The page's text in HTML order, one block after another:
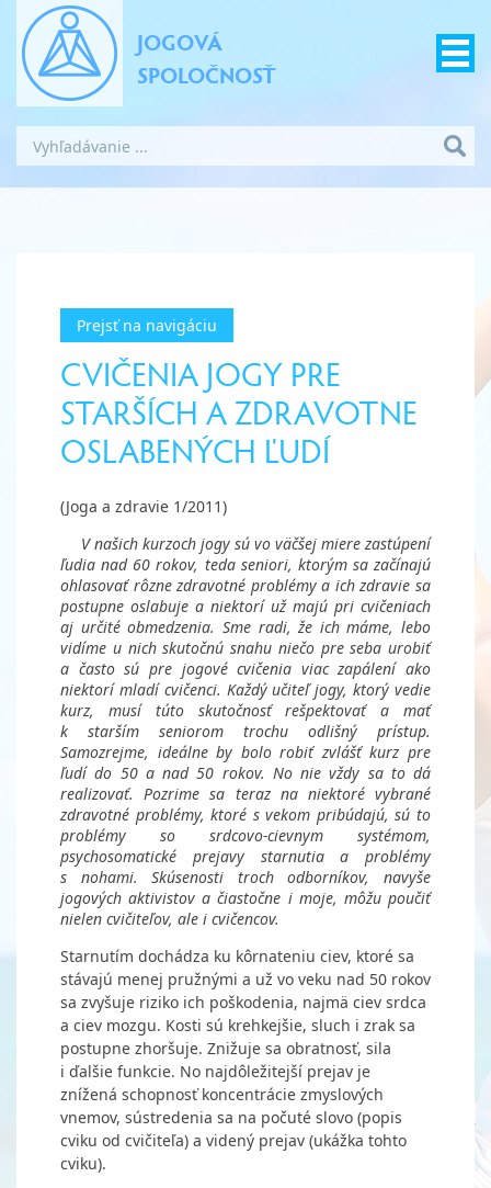
JOGOVÁ
SPOLOČNOSŤ
Prejsť na navigáciu
CVIČENIA JOGY PRE
STARŠÍCH A ZDRAVOTNE
OSLABENÝCH ĽUDÍ
(Joga a zdravie 1/2011)
V našich kurzoch jogy sú vo väčšej miere zastúpení
ľudia nad 60 rokov, teda seniori, ktorým sa začínajú
ohlasovať rôzne zdravotné problémy a ich zdravie sa
postupne oslabuje a niektorí už majú pri cvičeniach
aj určité obmedzenia. Sme radi, že ich máme, lebo
vidíme u nich skutočnú snahu niečo pre seba urobiť
a často sú pre jogové cvičenia viac zapálení ako
niektorí mladí cvičenci. Každý učiteľ jogy, ktorý vedie
kurz, musí túto skutočnosť rešpektovať a mať
k starším seniorom trochu odlišný prístup.
Samozrejme, ideálne by bolo robiť zvlášť kurz pre
ľudí do 50 a nad 50 rokov. No nie vždy sa to dá
realizovať. Pozrime sa teraz na niektoré vybrané
zdravotné problémy, ktoré s vekom pribúdajú, sú to
problémy so srdcovo-cievnym systémom,
psychosomatické prejavy starnutia a problémy
s nohami. Skúsenosti troch odborníkov, navyše
jogových aktivistov a čiastočne i moje, môžu poučiť
nielen cvičiteľov, ale i cvičencov.
Starnutím dochádza ku kôrnateniu ciev, ktoré sa
stávajú menej pružnými a už vo veku nad 50 rokov
sa zvyšuje riziko ich poškodenia, najmä ciev srdca
a ciev mozgu. Kosti sú krehkejšie, sluch i zrak sa
postupne zhoršuje. Znižuje sa obratnosť, sila
i ďalšie funkcie. No najdôležitejší prejav je
znížená schopnosť koncentrácie zmyslových
vnemov, sústredenia sa na počuté slovo (popis
cviku od cvičiteľa) a videný prejav (ukážka tohto
cviku).